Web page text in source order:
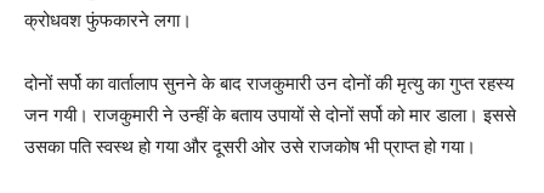
क्रोधवश फुंफकारने लगा।
दोनों सर्पो का वार्तालाप सुनने के बाद राजकुमारी उन दोनों की मृत्यु का गुप्त रहस्य
जन गयी। राजकुमारी ने उन्हीं के बताय उपायों से दोनों सर्पो को मार डाला। इससे
उसका पति स्वस्थ हो गया और दूसरी ओर उसे राजकोष भी प्राप्त हो गया।